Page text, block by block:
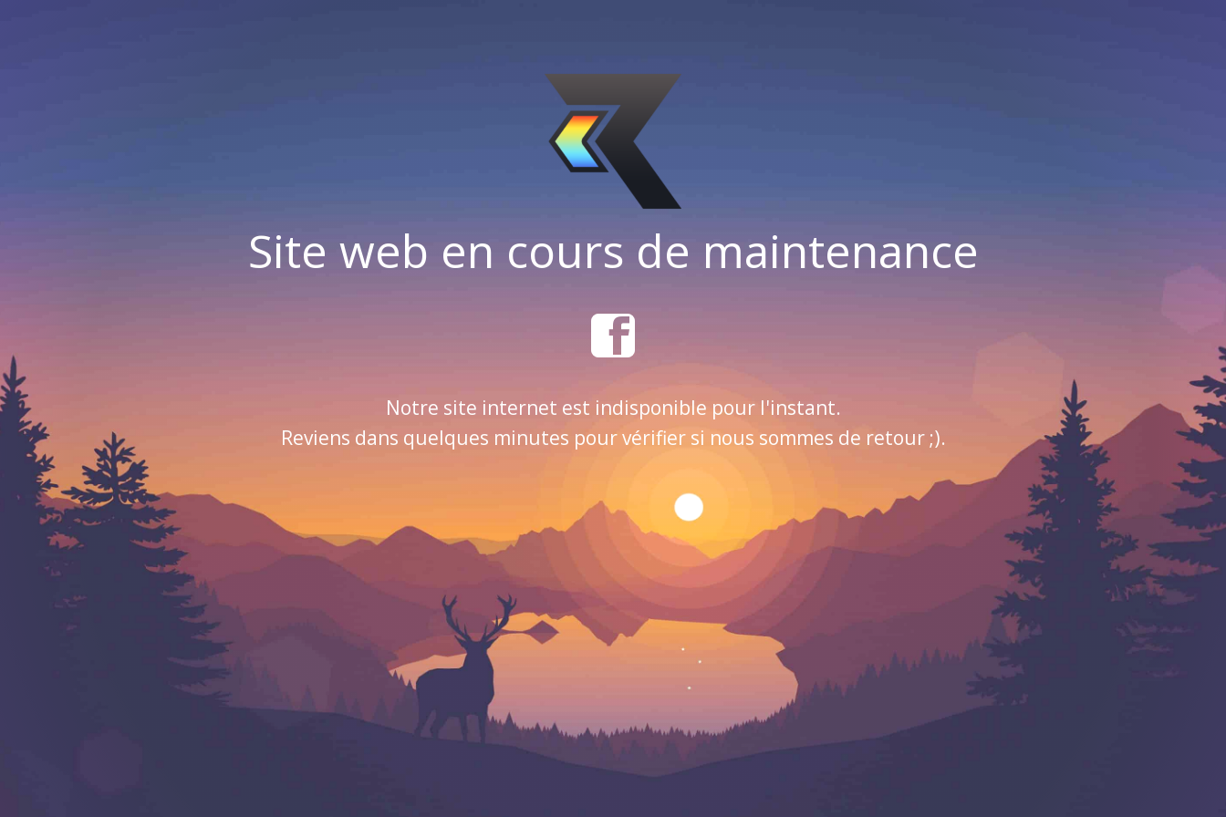
Site web en cours de maintenance
Notre site internet est indisponible pour l'instant.
Reviens dans quelques minutes pour vérifier si nous sommes de retour ;).